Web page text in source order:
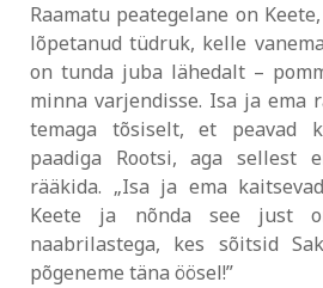
Raamatu peategelane on
lõpetanud tüdruk, kelle
on tunda juba lähedalt –
minna varjendisse. Isa ja ema
temaga tõsiselt, et peavad
paadiga Rootsi, aga sellest
rääkida. „Isa ja ema
Keete ja nõnda see just
naabrilastega, kes sõitsid
põgeneme täna öösel!”